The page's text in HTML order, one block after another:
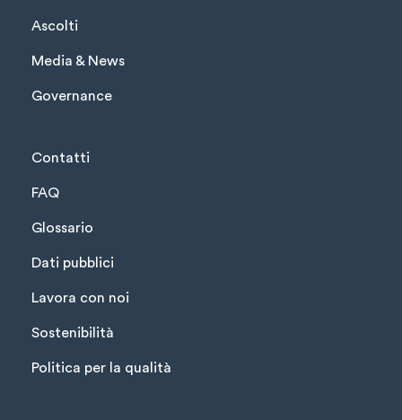
Ascolti
Media & News
Governance
Contatti
FAQ
Glossario
Dati pubblici
Lavora con noi
Sostenibilità
Politica per la qualità